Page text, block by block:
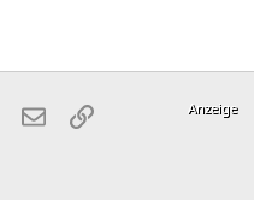
E-MailLink